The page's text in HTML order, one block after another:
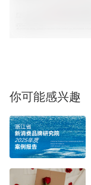
行业洞察
品牌消费观
新零售资讯
培训课程
你可能感兴趣